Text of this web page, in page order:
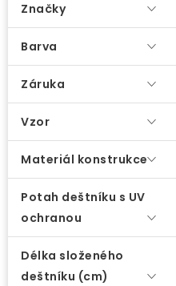
Deštníky
Kolekce
Prodávané značky
Klub výhod
Naše katalogy
Značky
Barva
Záruka
Vzor
Materiál konstrukce
Potah deštníku s UV
ochranou
Délka složeného
deštníku (cm)
r
d
t